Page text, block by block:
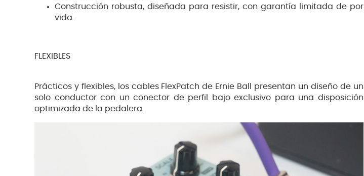
Construcción robusta, diseñada para resistir, con garantía limitada de por
vida.
FLEXIBLES
Prácticos y flexibles, los cables FlexPatch de Ernie Ball presentan un diseño de un
solo conductor con un conector de perfil bajo exclusivo para una disposición
optimizada de la pedalera.